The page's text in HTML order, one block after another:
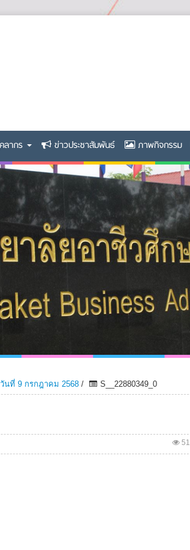
ลากร ข่าวประชาสัมพันธ์ ภาพกิจกรรม
นที่ 9 กรกฎาคม 2568 / S__22880349_0
51